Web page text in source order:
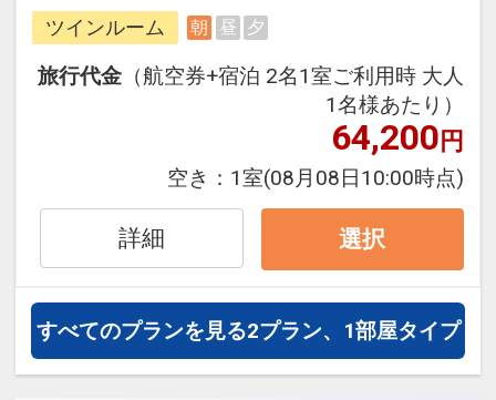
に、わがやんような寛げる空間と温
かいおもてなしが自慢です。
窓から見えるのはリバーサイドの景
色。
広々とした室内からの絶景を眺めな
がら、くつろぎのひとときをお過ご
しいただけます。
【お食事】
徳島ラーメンやそば米汁など、徳島
グルメを朝からご堪能いただけま
ツインルーム 朝 昼 夕
旅行代金 （航空券+宿泊 2名1室ご利用時 大人
1名様あたり）
64,200円
空き： 1室(08月08日10:00時点)
詳細 選択
すべてのプランを見る2プラン、1部屋タイプ